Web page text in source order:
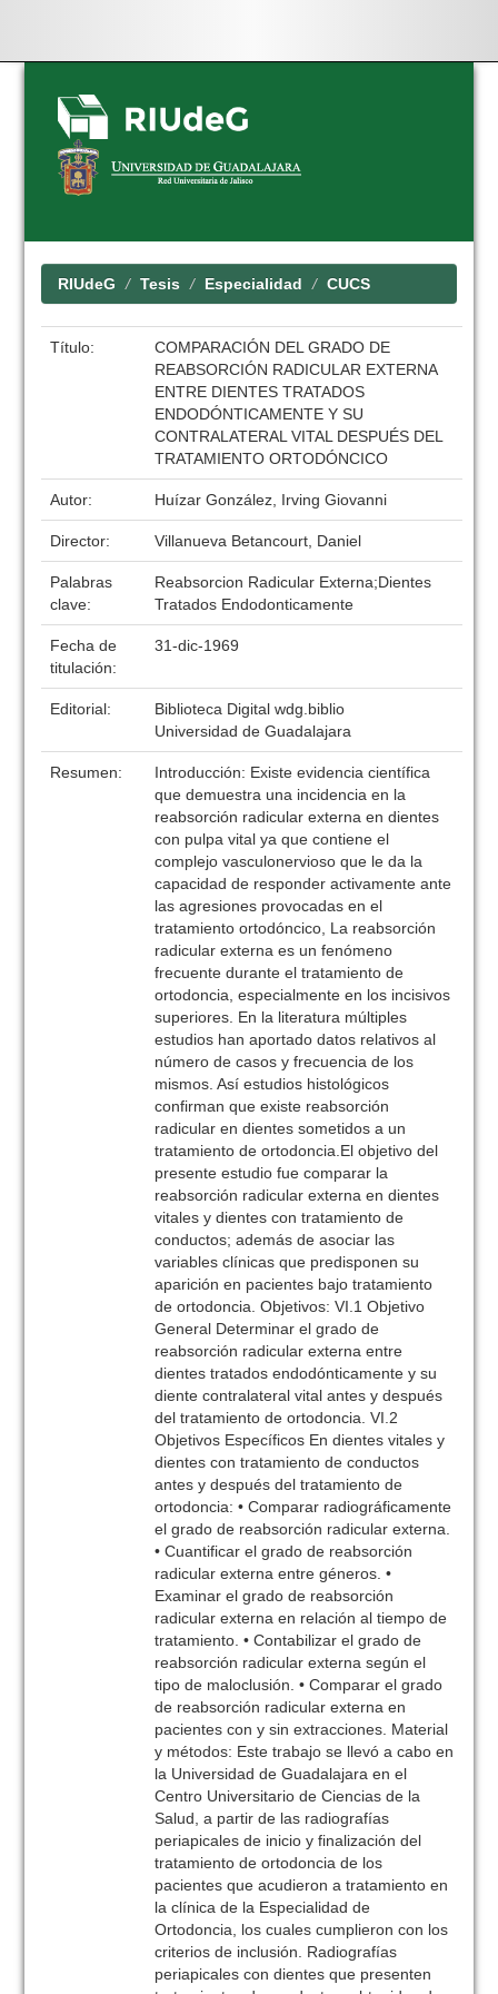
Skip
navigation
RIUdeG Tesis Especialidad CUCS
Título:
COMPARACIÓN DEL GRADO DE
REABSORCIÓN RADICULAR EXTERNA
ENTRE DIENTES TRATADOS
ENDODÓNTICAMENTE Y SU
CONTRALATERAL VITAL DESPUÉS DEL
TRATAMIENTO ORTODÓNCICO
Autor: Huízar González, Irving Giovanni
Director: Villanueva Betancourt, Daniel
Palabras
clave:
Reabsorcion Radicular Externa;Dientes
Tratados Endodonticamente
Fecha de
titulación:
31-dic-1969
Editorial:
Biblioteca Digital wdg.biblio
Universidad de Guadalajara
Resumen:
Introducción: Existe evidencia científica
que demuestra una incidencia en la
reabsorción radicular externa en dientes
con pulpa vital ya que contiene el
complejo vasculonervioso que le da la
capacidad de responder activamente ante
las agresiones provocadas en el
tratamiento ortodóncico, La reabsorción
radicular externa es un fenómeno
frecuente durante el tratamiento de
ortodoncia, especialmente en los incisivos
superiores. En la literatura múltiples
estudios han aportado datos relativos al
número de casos y frecuencia de los
mismos. Así estudios histológicos
confirman que existe reabsorción
radicular en dientes sometidos a un
tratamiento de ortodoncia.El objetivo del
presente estudio fue comparar la
reabsorción radicular externa en dientes
vitales y dientes con tratamiento de
conductos; además de asociar las
variables clínicas que predisponen su
aparición en pacientes bajo tratamiento
de ortodoncia. Objetivos: VI.1 Objetivo
General Determinar el grado de
reabsorción radicular externa entre
dientes tratados endodónticamente y su
diente contralateral vital antes y después
del tratamiento de ortodoncia. VI.2
Objetivos Específicos En dientes vitales y
dientes con tratamiento de conductos
antes y después del tratamiento de
ortodoncia: • Comparar radiográficamente
el grado de reabsorción radicular externa.
• Cuantificar el grado de reabsorción
radicular externa entre géneros. •
Examinar el grado de reabsorción
radicular externa en relación al tiempo de
tratamiento. • Contabilizar el grado de
reabsorción radicular externa según el
tipo de maloclusión. • Comparar el grado
de reabsorción radicular externa en
pacientes con y sin extracciones. Material
y métodos: Este trabajo se llevó a cabo en
la Universidad de Guadalajara en el
Centro Universitario de Ciencias de la
Salud, a partir de las radiografías
periapicales de inicio y finalización del
tratamiento de ortodoncia de los
pacientes que acudieron a tratamiento en
la clínica de la Especialidad de
Ortodoncia, los cuales cumplieron con los
criterios de inclusión. Radiografías
periapicales con dientes que presenten